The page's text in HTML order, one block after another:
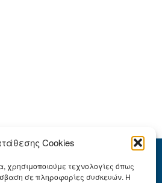
Cookies
χρησιμοποιούμε τεχνολογίες όπως
σε πληροφορίες συσκευών. Η